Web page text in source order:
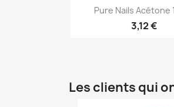
Aperçu
Pure Nails Acétone
3,12 €
Les clients qui